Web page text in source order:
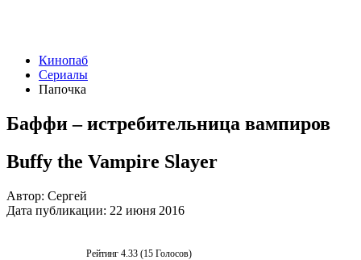
Кинопаб
Сериалы
Папочка
Баффи – истребительница вампиров
Buffy the Vampire Slayer
Автор: Сергей
Дата публикации: 22 июня 2016
Рейтинг 4.33 (15 Голосов)